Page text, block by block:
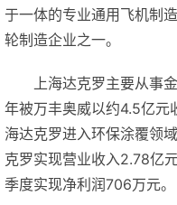
于一体的专业通用飞机制
轮制造企业之一。
上海达克罗主要从事
年被万丰奥威以约4.5亿元
海达克罗进入环保涂覆领
克罗实现营业收入2.78亿
季度实现净利润706万元。